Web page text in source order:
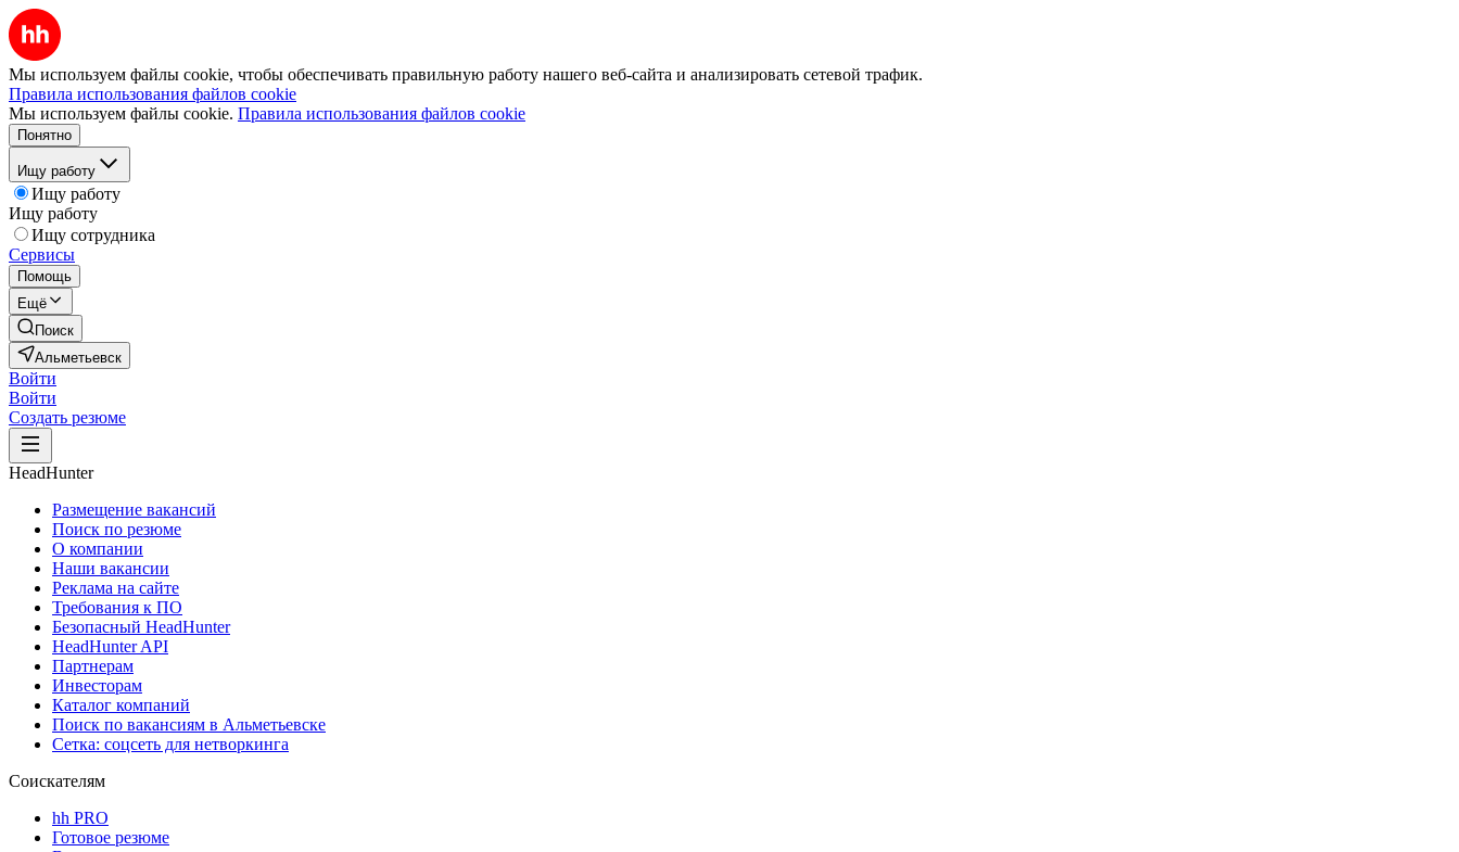
Мы используем файлы cookie, чтобы обеспечивать правильную работу нашего веб-сайта и анализировать сетевой трафик.
Правила использования файлов cookie
Мы используем файлы cookie. Правила использования файлов cookie
Понятно
Ищу работу
Ищу работу
Ищу работу
Ищу сотрудника
Сервисы
Помощь
Ещё
Поиск
Альметьевск
Войти
Войти
Создать резюме
HeadHunter
Размещение вакансий
Поиск по резюме
О компании
Наши вакансии
Реклама на сайте
Требования к ПО
Безопасный HeadHunter
HeadHunter API
Партнерам
Инвесторам
Каталог компаний
Поиск по вакансиям в Альметьевске
Сетка: соцсеть для нетворкинга
Соискателям
hh PRO
Готовое резюме